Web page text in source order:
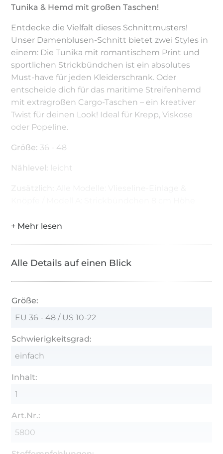
Tunika & Hemd mit großen Taschen!
Entdecke die Vielfalt dieses Schnittmusters!
Unser Damenblusen-Schnitt bietet zwei Styles in
einem: Die Tunika mit romantischem Print und
sportlichen Strickbündchen ist ein absolutes
Must-have für jeden Kleiderschrank. Oder
entscheide dich für das maritime Streifenhemd
mit extragroßen Cargo-Taschen – ein kreativer
Twist für deinen Look! Ideal für Krepp, Viskose
oder Popeline.
Größe: 36 - 48
Nählevel: leicht
Alle Details auf einen Blick
Größe:
EU 36 - 48 / US 10-22
Schwierigkeitsgrad:
einfach
Inhalt:
1
Art.Nr.:
5800